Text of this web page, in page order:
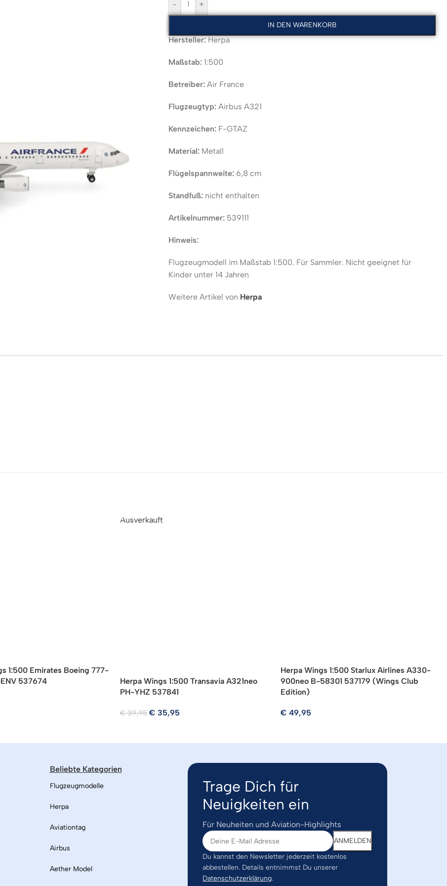
- +
IN DEN WARENKORB
Hersteller:Herpa
Maßstab:1:500
Betreiber:Air France
Flugzeugtyp:Airbus A321
Kennzeichen:F-GTAZ
Material:Metall
Flügelspannweite:6,8 cm
Standfuß:nicht enthalten
Artikelnummer: 539111
Hinweis:
Flugzeugmodell im Maßstab 1:500. Für Sammler. Nicht geeignet für
Kinder unter 14 Jahren
Weitere Artikel von Herpa
1:500 Emirates Boeing 777-
537674
Ausverkauft
Herpa Wings 1:500 Transavia A321neo
PH-YHZ 537841
€39,95 € 35,95
Herpa Wings 1:500 Starlux Airlines A330-
900neo B-58301 537179 (Wings Club
Edition)
€ 49,95
Beliebte Kategorien
Flugzeugmodelle
Herpa
Aviationtag
Airbus
Aether Model
Trage Dich für
Neuigkeiten ein
Für Neuheiten und Aviation-Highlights
Du kannst den Newsletter jederzeit kostenlos
abbestellen. Details entnimmst Du unserer
Datenschutzerklärung.